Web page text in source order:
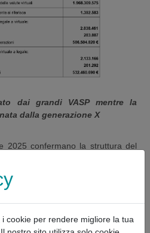
dai grandi VASP mentre la
dalla generazione X
2025 confermano la struttura del
VASP e la domanda trainata
tra i 40 e i 60 anni), ma
dei clienti opera su grandi
cookie per rendere migliore la tua